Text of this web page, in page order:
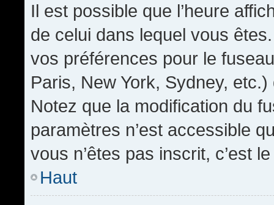
Il est possible que l’heure
de celui dans lequel vous
vos préférences pour le
Paris, New York, Sydney,
Notez que la modification du
paramètres n’est accessible
vous n’êtes pas inscrit, c’est
Haut